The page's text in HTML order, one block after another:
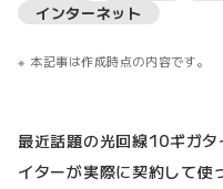
インターネット
本記事は作成時点の内容です。
最近話題の光回線10ギガ
イターが実際に契約して使